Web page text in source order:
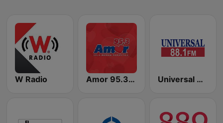
W Radio Amor 95.3 FM Universal 88.1 FM